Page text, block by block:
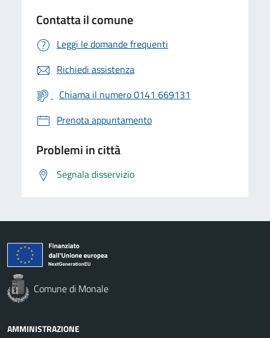
Contatta il comune
Leggi le domande frequenti
Richiedi assistenza
Chiama il numero 0141 669131
Prenota appuntamento
Problemi in città
Segnala disservizio
Comune di Monale
AMMINISTRAZIONE